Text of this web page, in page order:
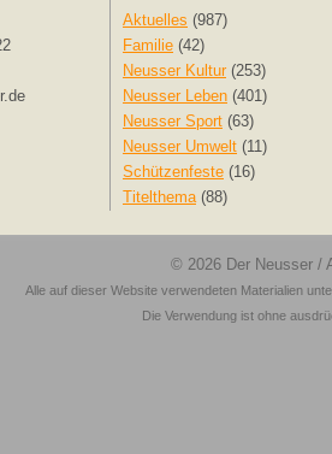
Aktuelles (987)
Familie (42)
Neusser Kultur (253)
Neusser Leben (401)
Neusser Sport (63)
Neusser Umwelt (11)
Schützenfeste (16)
Titelthema(88)
© 2026 Der Neusser /
Alle auf dieser Website verwendeten Materialien
Die Verwendung ist ohne